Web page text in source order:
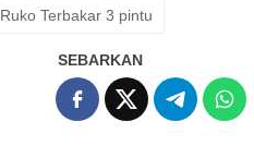
Ruko Terbakar 3 pintu
SEBARKAN